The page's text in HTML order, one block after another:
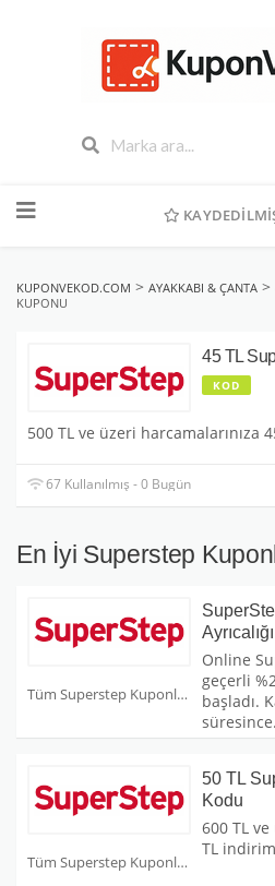
geç
KUPONVEKOD.COM > AYAKKABI & ÇANTA >
KUPONU
45 TL
KOD
500 TL ve üzeri harcamalarınıza
67 Kullanılmış - 0 Bugün
En İyi Superstep
Tüm Superstep Kuponları
Online
geçerli
başladı.
süresince
Tüm Superstep Kuponları
50 TL
Kodu
600 TL
TL